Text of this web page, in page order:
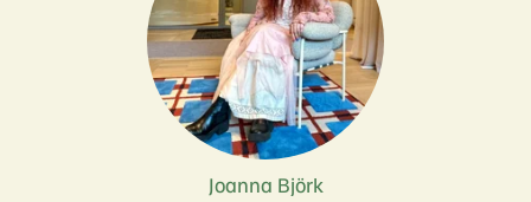
Joanna Björk